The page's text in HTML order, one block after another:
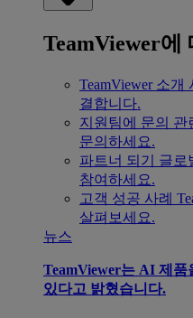
TeamViewer에
TeamViewer 소개
결합니다.
지원팀에 문의 관
문의하세요.
파트너 되기
글로
참여하세요.
고객 성공 사례
살펴보세요.
뉴스
TeamViewer는 AI 제품
있다고 밝혔습니다.